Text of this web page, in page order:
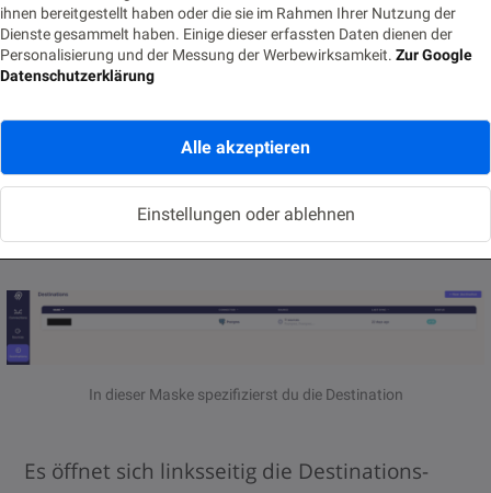
ihnen bereitgestellt haben oder die sie im Rahmen Ihrer Nutzung der
Dienste gesammelt haben. Einige dieser erfassten Daten dienen der
Personalisierung und der Messung der Werbewirksamkeit. Zur Google
Datenschutzerklärung
Alle akzeptieren
Einstellungen oder ablehnen
2. Destination bestimmen
Wenn du über den Button „+ New
destination“ eine neue Destination erstellst,
wählst du zuerst den Destinationstyp aus
einer Dropdown-Liste aus.
In dieser Maske spezifizierst du die Destination
Es öffnet sich linksseitig die Destinations-